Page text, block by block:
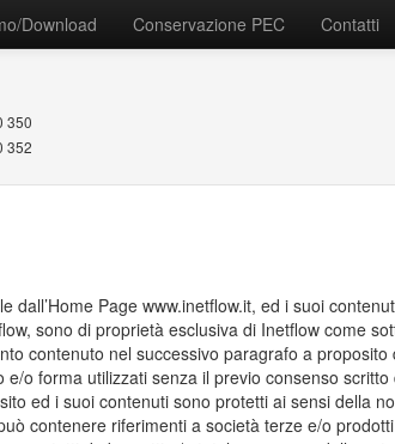
Download Conservazione PEC Contatti
350
352
dall’Home Page www.inetflow.it, ed i suoi
sono di proprietà esclusiva di Inetflow come
contenuto nel successivo paragrafo a
o forma utilizzati senza il previo consenso
ed i suoi contenuti sono protetti ai sensi della
contenere riferimenti a società terze e/o